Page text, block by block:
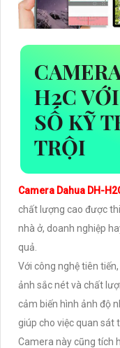
H2C
SỐ KỸ
TRỘI
Camera Dahua DH-
chất lượng cao được
nhà ở, doanh nghiệp
quả.
Với công nghệ tiên
ảnh sắc nét và chất
cảm biến hình ảnh độ
giúp cho việc quan sát
Camera này cũng tích